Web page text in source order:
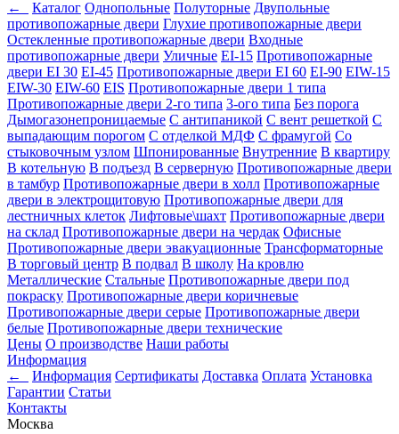
←
Каталог Однопольные Полуторные Двупольные
противопожарные двери Глухие противопожарные двери
Остекленные противопожарные двери Входные
противопожарные двери Уличные EI-15 Противопожарные
двери EI 30 EI-45 Противопожарные двери EI 60 EI-90 EIW-15
EIW-30 EIW-60 EIS Противопожарные двери 1 типа
Противопожарные двери 2-го типа 3-ого типа Без порога
Дымогазонепроницаемые С антипаникой С вент решеткой С
выпадающим порогом С отделкой МДФ С фрамугой Со
стыковочным узлом Шпонированные Внутренние В квартиру
В котельную В подъезд В серверную Противопожарные двери
в тамбур Противопожарные двери в холл Противопожарные
двери в электрощитовую Противопожарные двери для
лестничных клеток Лифтовые\шахт Противопожарные двери
на склад Противопожарные двери на чердак Офисные
Противопожарные двери эвакуационные Трансформаторные
В торговый центр В подвал В школу На кровлю
Металлические Стальные Противопожарные двери под
покраску Противопожарные двери коричневые
Противопожарные двери серые Противопожарные двери
белые Противопожарные двери технические
Цены О производстве Наши работы
Информация
←
Информация Сертификаты Доставка Оплата Установка
Гарантии Статьи
Контакты
Москва